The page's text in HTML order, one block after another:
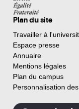
Plan du site
Travailler à
Espace presse
Annuaire
Mentions légales
Plan du campus
Personnalisation